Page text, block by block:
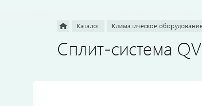
Каталог Климатическое
Сплит-система